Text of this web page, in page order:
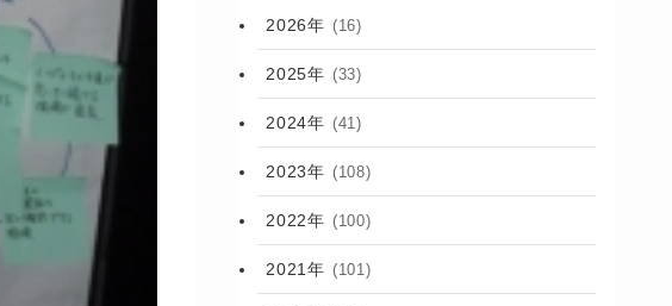
2026年 (16)
2025年 (33)
2024年 (41)
2023年 (108)
2022年 (100)
2021年 (101)